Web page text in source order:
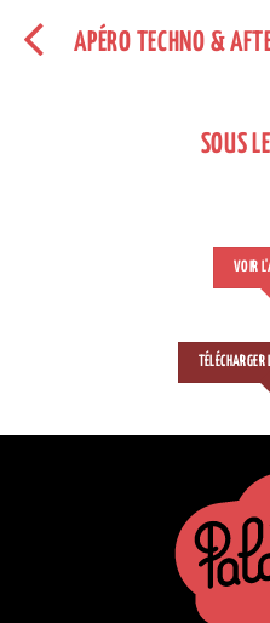
APÉRO TECHNO &
SOUS
VOIR